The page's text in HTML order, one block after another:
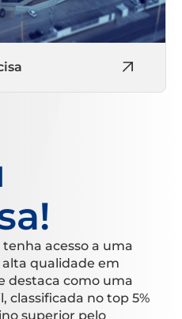
acesso a uma
qualidade em
destaca como uma
classificada no top 5%
superior pelo